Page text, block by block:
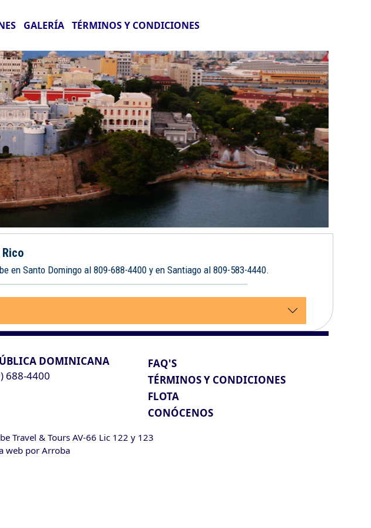
GALERÍA TÉRMINOS Y CONDICIONES
Santo Domingo al 809-688-4400 y en Santiago al 809-583-4440.
DOMINICANA
688-4400
FAQ'S
TÉRMINOS Y CONDICIONES
FLOTA
CONÓCENOS
Travel & Tours AV-66 Lic 122 y 123
web por Arroba